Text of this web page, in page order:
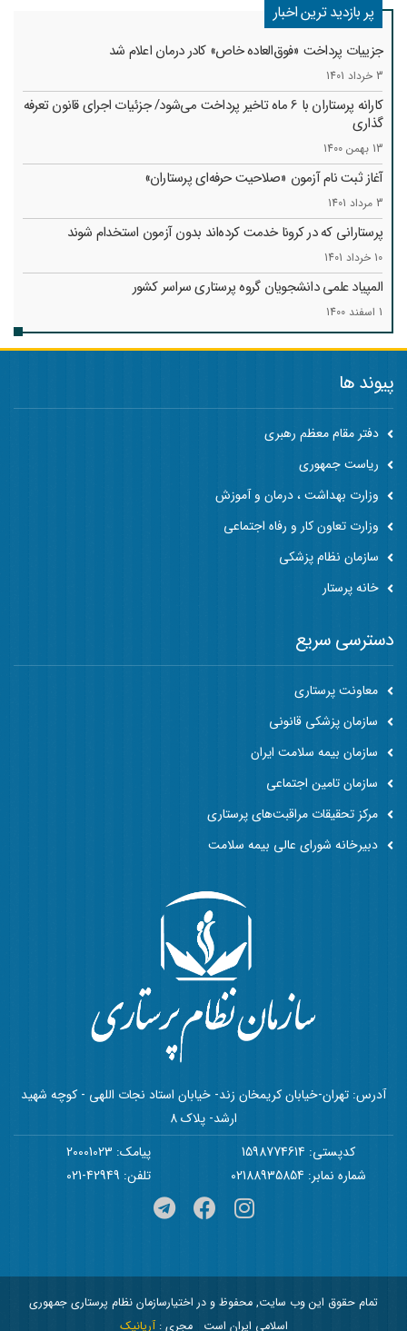
پر بازدید ترین اخبار
جزییات پرداخت «فوق‌العاده خاص» کادر درمان اعلام شد
3 خرداد 1401
کارانه‌ پرستاران با 6 ماه تاخیر پرداخت می‌شود/ جزئیات اجرای قانون تعرفه
گذاری
13 بهمن 1400
آغاز ثبت نام آزمون «صلاحیت حرفه‌ای پرستاران»
3 مرداد 1401
پرستارانی که در کرونا خدمت کرد‌ه‌اند بدون آزمون استخدام شوند
10 خرداد 1401
المپیاد علمی دانشجویان گروه پرستاری سراسر کشور
1 اسفند 1400
پیوند ها
دفتر مقام معظم رهبری
ریاست جمهوری
وزارت بهداشت ، درمان و آموزش
وزارت تعاون کار و رفاه اجتماعی
سازمان نظام پزشکی
خانه پرستار
آدرس: تهران-خیابان کریمخان زند- خیابان استاد نجات اللهی - کوچه شهید
ارشد- پلاک 8
کدپستی: 1598774614
پیامک: 20001023
شماره نمابر: 02188935854
تلفن: 42949-021
دسترسی سریع
معاونت پرستاری
سازمان پزشکی قانونی
سازمان بیمه سلامت ایران
سازمان تامین اجتماعی
مرکز تحقیقات مراقبت‌های پرستاری
دبیرخانه شورای عالی بیمه سلامت
تمام حقوق این وب سایت, محفوظ و در اختیارسازمان نظام پرستاری جمهوری
اسلامی ایران است
مجری :آریانیک